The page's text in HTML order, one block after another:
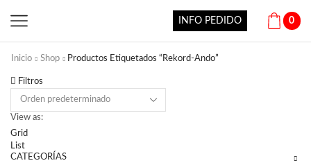
INFO PEDIDO 0
Inicio Shop Productos Etiquetados “Rekord-Ando”
Filtros
View as:
Grid
List
CATEGORÍAS